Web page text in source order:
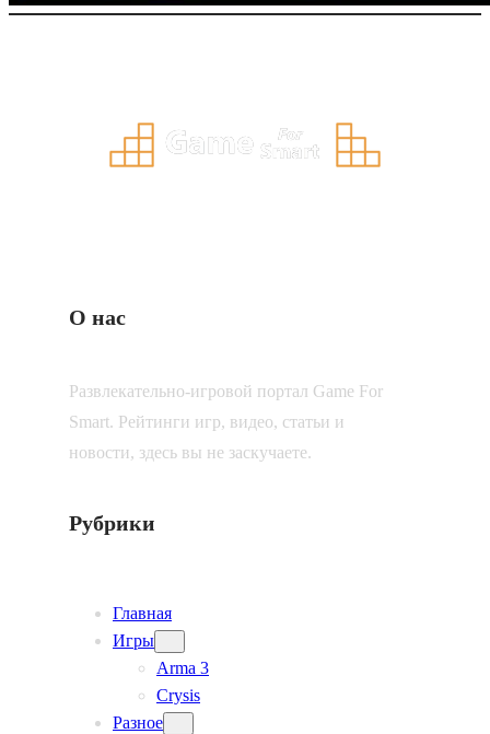
О нас
Развлекательно-игровой портал Game For
Smart. Рейтинги игр, видео, статьи и
новости, здесь вы не заскучаете.
Рубрики
Главная
Игры
Arma 3
Crysis
Разное